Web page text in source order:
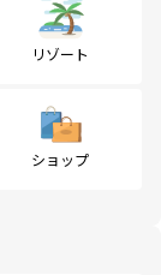
リゾート
ショップ